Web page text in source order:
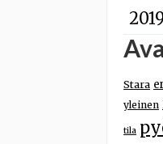
Stara
yleinen
tila